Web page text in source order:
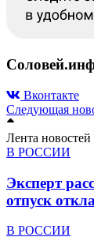
Вконтакте
Следующая
Лента новостей
В РОССИИ
Эксперт
отпуск
В РОССИИ